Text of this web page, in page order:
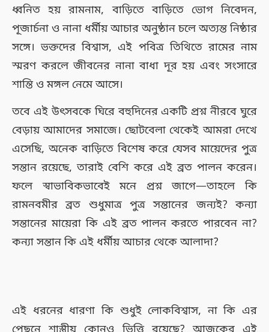
ধ্বনিত হয় রামনাম, বাড়িতে বাড়িতে ভোগ নিবেদন,
পূজার্চনা ও নানা ধর্মীয় আচার অনুষ্ঠান চলে অত্যন্ত নিষ্ঠার
সঙ্গে। ভক্তদের বিশ্বাস, এই পবিত্র তিথিতে রামের নাম
স্মরণ করলে জীবনের নানা বাধা দূর হয় এবং সংসারে
শান্তি ও মঙ্গল নেমে আসে।
তবে এই উৎসবকে ঘিরে বহুদিনের একটি প্রশ্ন নীরবে ঘুরে
বেড়ায় আমাদের সমাজে। ছোটবেলা থেকেই আমরা দেখে
এসেছি, অনেক বাড়িতে বিশেষ করে যেসব মায়েদের পুত্র
সন্তান রয়েছে, তারাই বেশি করে এই ব্রত পালন করেন।
ফলে স্বাভাবিকভাবেই মনে প্রশ্ন জাগে—তাহলে কি
রামনবমীর ব্রত শুধুমাত্র পুত্র সন্তানের জন্যই? কন্যা
সন্তানের মায়েরা কি এই ব্রত পালন করতে পারবেন না?
কন্যা সন্তান কি এই ধর্মীয় আচার থেকে আলাদা?
এই ধরনের ধারণা কি শুধুই লোকবিশ্বাস, না কি এর